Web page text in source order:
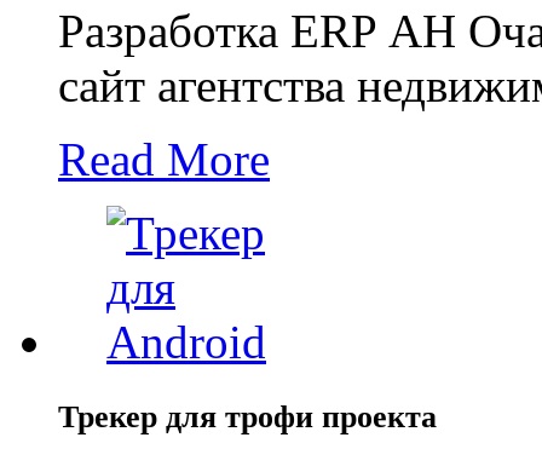
Разработка ERP АН
сайт агентства
Read More
Трекер для трофи проекта